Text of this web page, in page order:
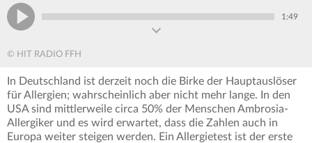
1:49
© HIT RADIO FFH
In Deutschland ist derzeit noch die Birke der Hauptauslöser
für Allergien; wahrscheinlich aber nicht mehr lange. In den
USA sind mittlerweile circa 50% der Menschen Ambrosia-
Allergiker und es wird erwartet, dass die Zahlen auch in
Europa weiter steigen werden. Ein Allergietest ist der erste